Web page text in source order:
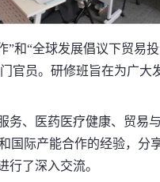
“全球发展倡议下贸易
员。研修班旨在为广大
、医药医疗健康、贸易
际产能合作的经验，分
行了深入交流。